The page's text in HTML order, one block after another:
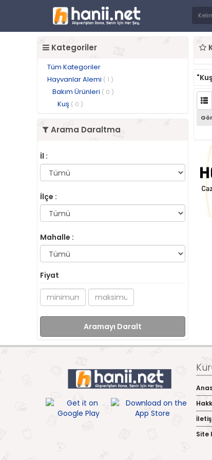
Kategoriler
Tüm Kategoriler
Hayvanlar Alemi ( 1 )
Bakım Ürünleri ( 0 )
Kuş ( 0 )
Arama Daraltma
İl :
İlçe :
Mahalle :
Fiyat
Aramayı Daralt
Site